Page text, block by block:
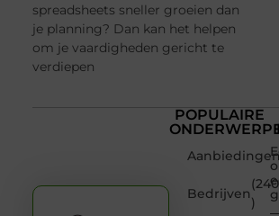
spreadsheets sneller groeien dan
je planning? Dan kan het helpen
om je vaardigheden gericht te
verdiepen
POPULAIRE
Bedrijven
(240
)